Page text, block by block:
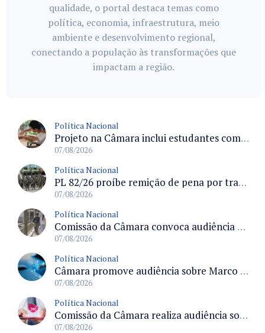
qualidade, o portal destaca temas como
política, economia, infraestrutura, meio
ambiente e desenvolvimento regional,
conectando a população às transformações que
impactam a região.
Política Nacional
Projeto na Câmara inclui estudantes com deficiência no regime escolar especial da LDB e estabelece critérios para frequência
07/08/2026
Política Nacional
PL 82/26 proíbe remição de pena por trabalho em funções militares para condenados por crimes contra o Estado Democrático de Direito
07/08/2026
Política Nacional
Comissão da Câmara convoca audiência para discutir misoginia nas escolas e universidades após divulgação de listas misóginas
07/08/2026
Política Nacional
Câmara promove audiência sobre Marco de Fomento à Economia Digital e impactos da inteligência artificial
07/08/2026
Política Nacional
Comissão da Câmara realiza audiência sobre apostas online para medir o tamanho do mercado ilegal
07/08/2026